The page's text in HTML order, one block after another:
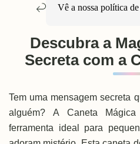
Vê a nossa política de
Descubra a
Secreta com a
Tem uma mensagem secreta
alguém? A Caneta
ferramenta ideal para